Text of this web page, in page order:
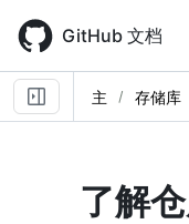
main
content
GitHub 文档
主 存储库
了解